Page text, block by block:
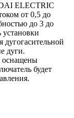
ELECTRIC
от 0,5 до
до 3 до
дугогасительной
дуги.
оснащены
будет